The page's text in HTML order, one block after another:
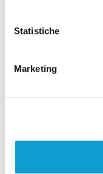
Statistiche
Marketing